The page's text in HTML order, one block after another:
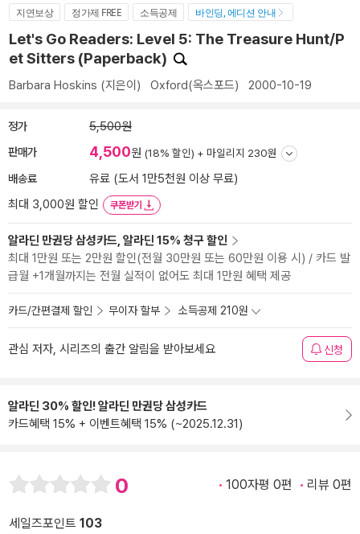
지연보상 정가제 FREE 소득공제 바인딩, 에디션 안내
Let's Go Readers: Level 5: The Treasure Hunt/P
et Sitters (Paperback)
Barbara Hoskins (지은이) Oxford(옥스포드) 2000-10-19
정가 5,500원
판매가 4,500원 (18% 할인) + 마일리지 230원
배송료
유료 (도서 1만5천원 이상 무료)
최대 3,000원 할인
쿠폰받기
알라딘 만권당 삼성카드, 알라딘 15% 청구 할인
최대 1만원 또는 2만원 할인(전월 30만원 또는 60만원 이용 시) / 카드 발
급월 +1개월까지는 전월 실적이 없어도 최대 1만원 혜택 제공
카드/간편결제 할인 무이자 할부 소득공제 210원
관심 저자, 시리즈의 출간 알림을 받아보세요 신청
알라딘 30% 할인! 알라딘 만권당 삼성카드
카드혜택 15% + 이벤트혜택 15% (~2025.12.31)
0 100자평 0편 리뷰 0편
세일즈포인트 103